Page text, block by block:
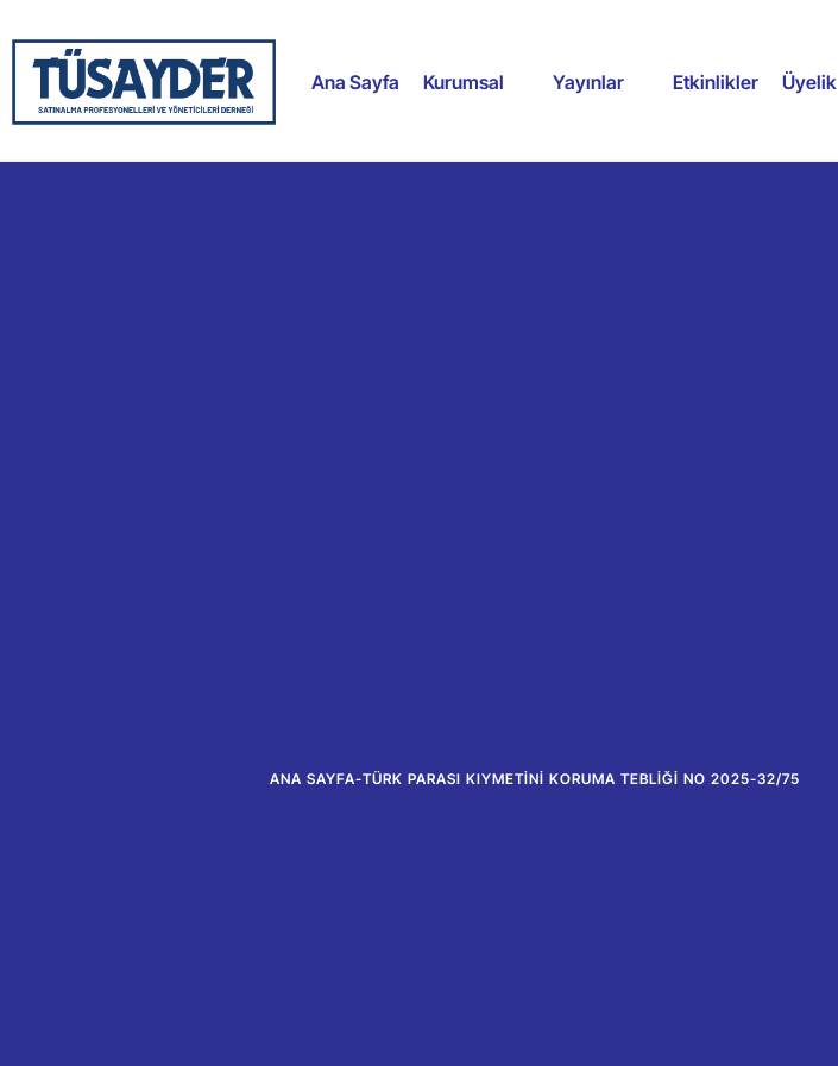
Ana Sayfa Kurumsal Yayınlar Etkinlikler Üyelik
ANA SAYFA-TÜRK PARASI KIYMETINI KORUMA TEBLIĞI NO 2025-32/75